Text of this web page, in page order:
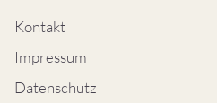
Kontakt
Impressum
Datenschutz